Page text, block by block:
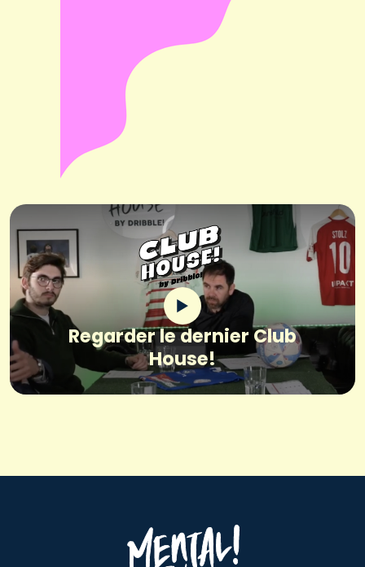
Regarder le dernier Club
House!